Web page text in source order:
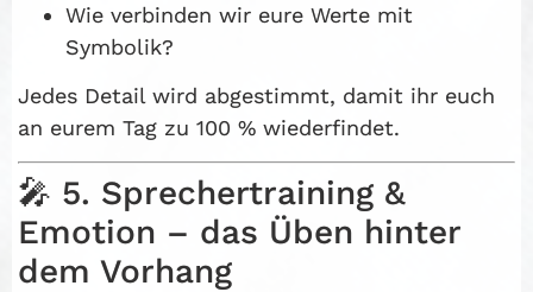
Wie verbinden wir eure Werte mit
Symbolik?
Jedes Detail wird abgestimmt, damit ihr euch
an eurem Tag zu 100 % wiederfindet.
🎤 5. Sprechertraining &
Emotion – das Üben hinter
dem Vorhang